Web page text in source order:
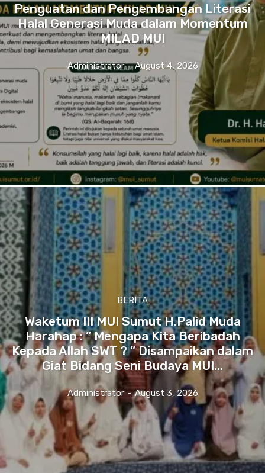
Penguatan dan Pengembangan Literasi
Halal Generasi Muda dalam Momentum
MILAD MUI
Administrator - August 4, 2026
BERITA
Waketum III MUI Sumut H.Palid Muda
Harahap : ” Mengapa Kita Beribadah
Kepada Allah SWT ? ” Disampaikan dalam
Giat Bidang Seni Budaya MUI...
Administrator - August 3, 2026